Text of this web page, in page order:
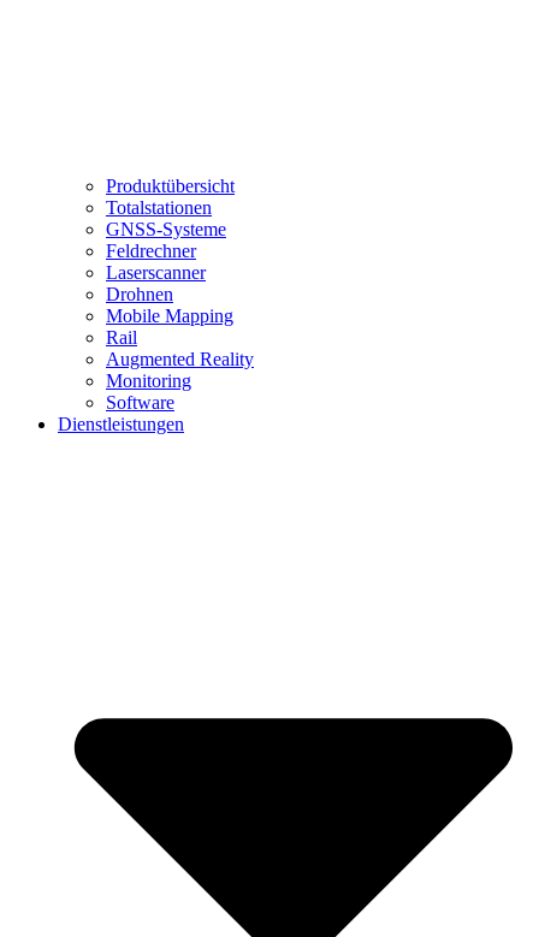
Produktübersicht
Totalstationen
GNSS-Systeme
Feldrechner
Laserscanner
Drohnen
Mobile Mapping
Rail
Augmented Reality
Monitoring
Software
Dienstleistungen